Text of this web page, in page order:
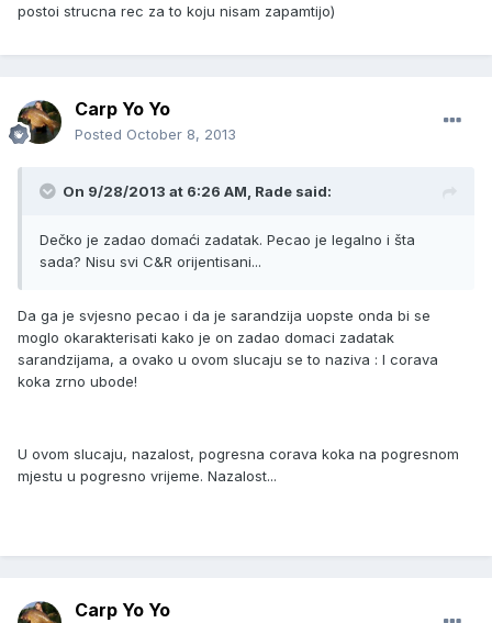
postoi strucna rec za to koju nisam zapamtijo)
Carp Yo Yo
Posted October 8, 2013
On 9/28/2013 at 6:26 AM, Rade said:
Dečko je zadao domaći zadatak. Pecao je legalno i šta
sada? Nisu svi C&R orijentisani...
Da ga je svjesno pecao i da je sarandzija uopste onda bi se
moglo okarakterisati kako je on zadao domaci zadatak
sarandzijama, a ovako u ovom slucaju se to naziva : I corava
koka zrno ubode!
U ovom slucaju, nazalost, pogresna corava koka na pogresnom
mjestu u pogresno vrijeme. Nazalost...
Carp Yo Yo